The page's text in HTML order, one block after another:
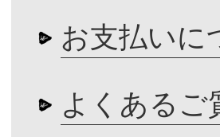
お支払いに
よくあるご